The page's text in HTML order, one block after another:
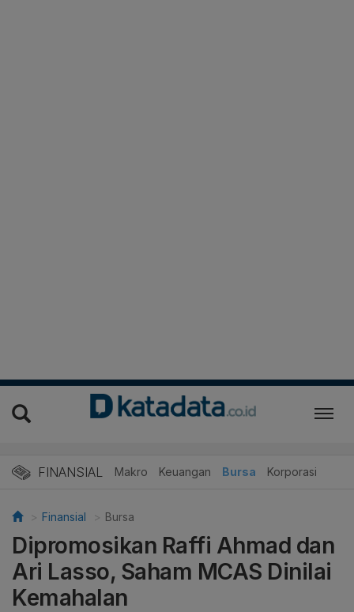
FINANSIAL Makro Keuangan Bursa Korporasi
Finansial Bursa
Dipromosikan Raffi Ahmad dan
Ari Lasso, Saham MCAS Dinilai
Kemahalan